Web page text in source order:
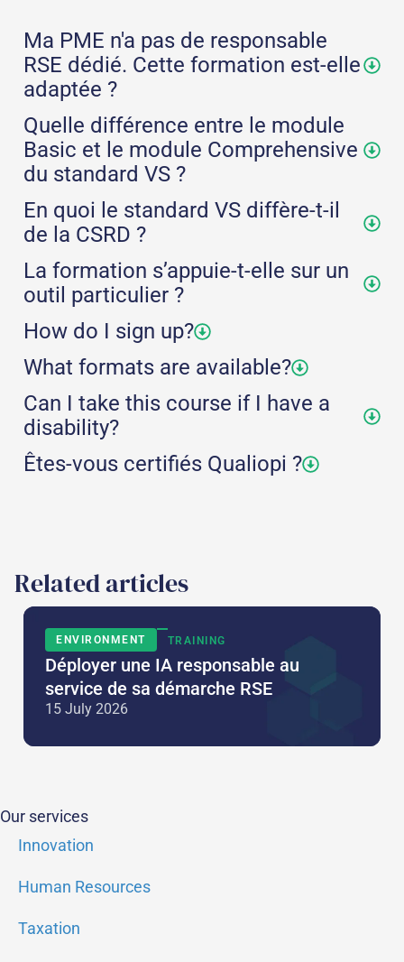
Ma PME n'a pas de responsable
RSE dédié. Cette formation est-elle
adaptée ?
Quelle différence entre le module
Basic et le module Comprehensive
du standard VS ?
En quoi le standard VS diffère-t-il
de la CSRD ?
La formation s’appuie-t-elle sur un
outil particulier ?
How do I sign up?
What formats are available?
Can I take this course if I have a
disability?
Êtes-vous certifiés Qualiopi ?
Related articles
ENVIRONMENT TRAINING
Déployer une IA responsable au
service de sa démarche RSE
15 July 2026
Our services
Innovation
Human Resources
Taxation